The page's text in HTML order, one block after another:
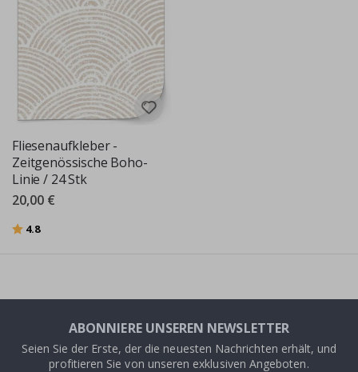
Fliesenaufkleber -
Zeitgenössische Boho-
Linie / 24 Stk
20,00 €
Bewertung:
4.8von 5 Sternen
ABONNIERE UNSEREN NEWSLETTER
Seien Sie der Erste, der die neuesten Nachrichten erhält, und
profitieren Sie von unseren exklusiven Angeboten.